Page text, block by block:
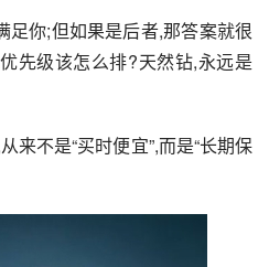
足你;但如果是后者,那答案就很
先级该怎么排?天然钻,永远是
来不是“买时便宜”,而是“长期保